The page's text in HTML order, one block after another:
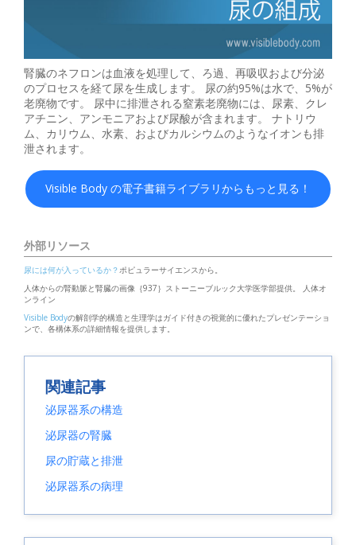
腎臓のネフロンは血液を処理して、ろ過、再吸収および分泌
のプロセスを経て尿を生成します。 尿の約95%は水で、5%が
老廃物です。 尿中に排泄される窒素老廃物には、尿素、クレ
アチニン、アンモニアおよび尿酸が含まれます。 ナトリウ
ム、カリウム、水素、およびカルシウムのようなイオンも排
泄されます。
Visible Body の電子書籍ライブラリからもっと見る！
外部リソース
尿には何が入っているか？ ポピュラーサイエンスから。
人体からの腎動脈と腎臓の画像｛937｝ストーニーブルック大学医学部提供。 人体オ
ンライン
Visible Bodyの解剖学的構造と生理学はガイド付きの視覚的に優れたプレゼンテーショ
ンで、各構体系の詳細情報を提供します。
関連記事
泌尿器系の構造
泌尿器の腎臓
尿の貯蔵と排泄
泌尿器系の病理